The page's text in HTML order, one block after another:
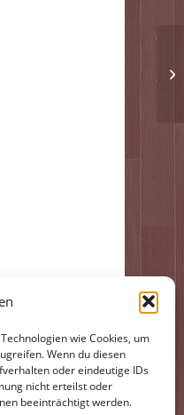
wie Cookies, um
Wenn du diesen
oder eindeutige IDs
nicht erteilst oder
beeinträchtigt werden.